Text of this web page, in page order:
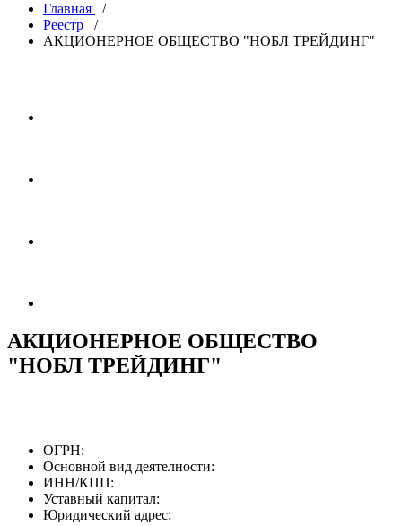
Главная
/
Реестр
/
АКЦИОНЕРНОЕ ОБЩЕСТВО "НОБЛ ТРЕЙДИНГ"
АКЦИОНЕРНОЕ ОБЩЕСТВО
"НОБЛ ТРЕЙДИНГ"
ОГРН:
Основной вид деятелности:
ИНН/КПП:
Уставный капитал:
Юридический адрес: